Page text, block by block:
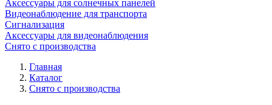
Аксессуары для солнечных панелей
Видеонаблюдение для транспорта
Сигнализация
Аксессуары для видеонаблюдения
Снято с производства
Главная
Каталог
Снято с производства